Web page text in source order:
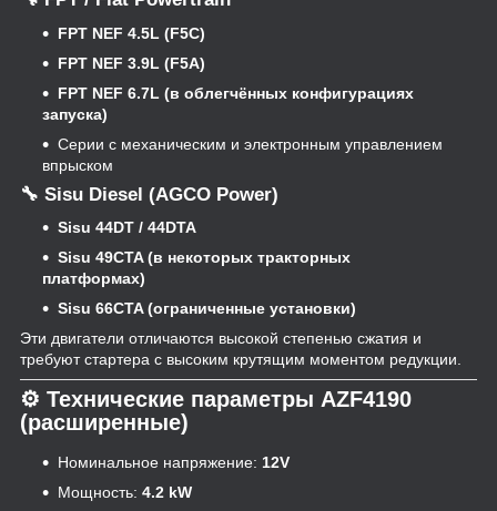
FPT NEF 4.5L (F5C)
FPT NEF 3.9L (F5A)
FPT NEF 6.7L (в облегчённых конфигурациях
запуска)
Серии с механическим и электронным управлением
впрыском
🔧 Sisu Diesel (AGCO Power)
Sisu 44DT / 44DTA
Sisu 49CTA (в некоторых тракторных
платформах)
Sisu 66CTA (ограниченные установки)
Эти двигатели отличаются высокой степенью сжатия и
требуют стартера с высоким крутящим моментом редукции.
⚙️ Технические параметры AZF4190
(расширенные)
Номинальное напряжение: 12V
Мощность: 4.2 kW